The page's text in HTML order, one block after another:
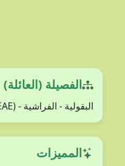
الفصيلة (العائلة)
البقولية - الفراشية - FABACEAE (
المميزات